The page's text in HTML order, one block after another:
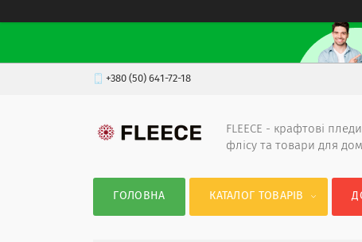
+380 (50) 641-72-18
FLEECE - крафтові
флісу та товари для
ГОЛОВНА КАТАЛОГ ТОВАРІВ